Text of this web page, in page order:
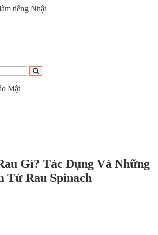
tiếng Nhật
Mật
Gì? Tác Dụng Và Những
Từ Rau Spinach